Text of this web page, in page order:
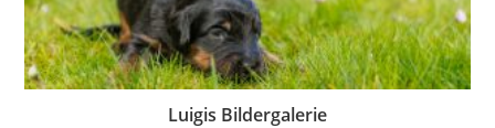
Luigis Bildergalerie